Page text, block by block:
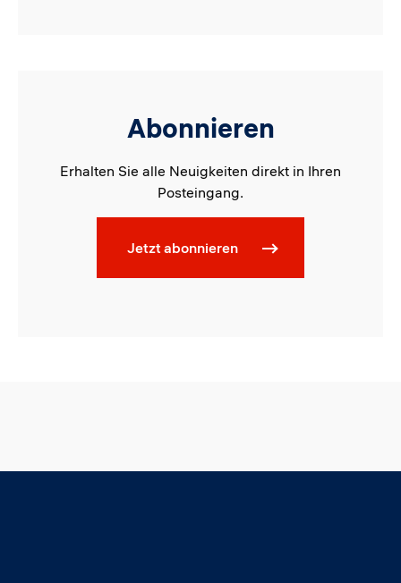
Abonnieren
Erhalten Sie alle Neuigkeiten direkt in Ihren
Posteingang.
Jetzt abonnieren